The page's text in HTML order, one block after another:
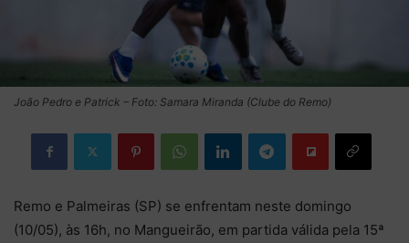
João Pedro e Patrick – Foto: Samara Miranda (Clube do Remo)
Remo e Palmeiras (SP) se enfrentam neste domingo
(10/05), às 16h, no Mangueirão, em partida válida pela 15ª